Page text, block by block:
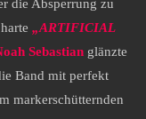
die Absperrung zu
„ARTIFICIAL
Sebastian glänzte
Band mit perfekt
markerschütternden